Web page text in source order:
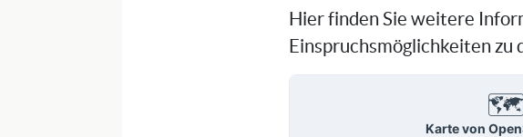
Hier finden Sie weitere
Einspruchsmöglichkeiten zu
🗺️
Karte von